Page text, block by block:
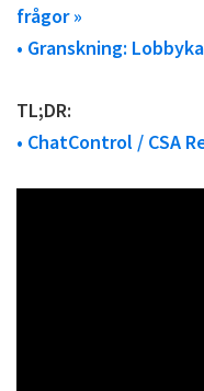
frågor »
• Granskning:
TL;DR:
• ChatControl / CSA